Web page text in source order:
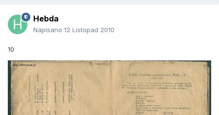
Hebda
Napisano 12 Listopad 2010
10